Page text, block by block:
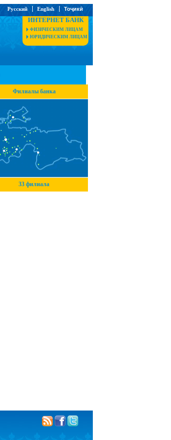
Русский English Тоҷикӣ
ИНТЕРНЕТ БАНК
ФИЗИЧЕСКИМ ЛИЦАМ
ЮРИДИЧЕСКИМ ЛИЦАМ
Филиалы банка
33 филиала